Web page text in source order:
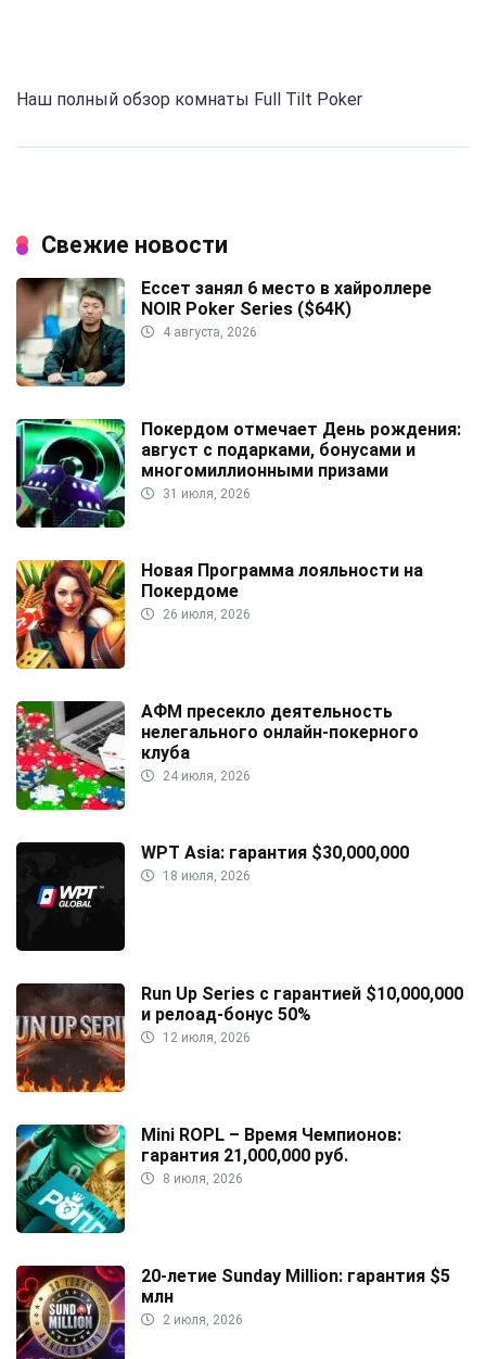
Наш полный обзор комнаты Full Tilt Poker
Свежие новости
Ессет занял 6 место в хайроллере
NOIR Poker Series ($64К)
4 августа, 2026
Покердом отмечает День рождения:
август с подарками, бонусами и
многомиллионными призами
31 июля, 2026
Новая Программа лояльности на
Покердоме
26 июля, 2026
АФМ пресекло деятельность
нелегального онлайн-покерного
клуба
24 июля, 2026
WPT Asia: гарантия $30,000,000
18 июля, 2026
Run Up Series с гарантией $10,000,000
и релоад-бонус 50%
12 июля, 2026
Mini ROPL – Время Чемпионов:
гарантия 21,000,000 руб.
8 июля, 2026
20-летие Sunday Million: гарантия $5
млн
2 июля, 2026